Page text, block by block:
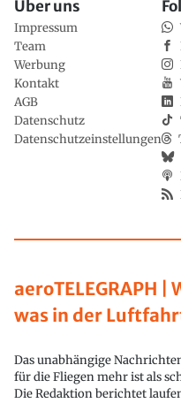
aeroTELEGRAPH
was in der
Das unabhängige
für die Fliegen mehr ist als
Die Redaktion berichtet
Über uns
Impressum
Team
Werbung
Kontakt
AGB
Datenschutz
Datenschutzeinstellungen